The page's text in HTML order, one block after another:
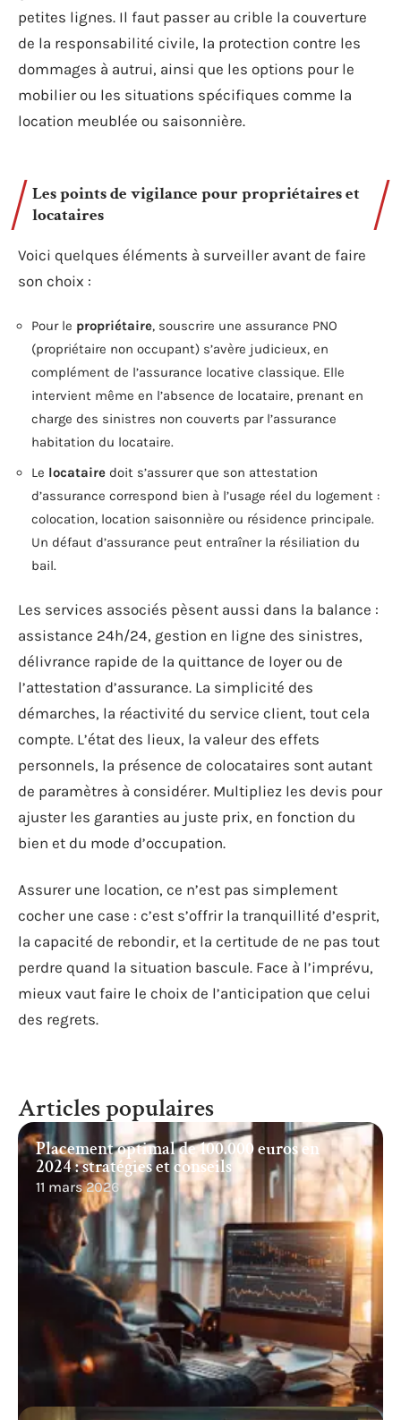
petites lignes. Il faut passer au crible la couverture
de la responsabilité civile, la protection contre les
dommages à autrui, ainsi que les options pour le
mobilier ou les situations spécifiques comme la
location meublée ou saisonnière.
Les points de vigilance pour propriétaires et
locataires
Voici quelques éléments à surveiller avant de faire
son choix :
Pour le propriétaire, souscrire une assurance PNO
(propriétaire non occupant) s’avère judicieux, en
complément de l’assurance locative classique. Elle
intervient même en l’absence de locataire, prenant en
charge des sinistres non couverts par l’assurance
habitation du locataire.
Le locataire doit s’assurer que son attestation
d’assurance correspond bien à l’usage réel du logement :
colocation, location saisonnière ou résidence principale.
Un défaut d’assurance peut entraîner la résiliation du
bail.
Les services associés pèsent aussi dans la balance :
assistance 24h/24, gestion en ligne des sinistres,
délivrance rapide de la quittance de loyer ou de
l’attestation d’assurance. La simplicité des
démarches, la réactivité du service client, tout cela
compte. L’état des lieux, la valeur des effets
personnels, la présence de colocataires sont autant
de paramètres à considérer. Multipliez les devis pour
ajuster les garanties au juste prix, en fonction du
bien et du mode d’occupation.
Assurer une location, ce n’est pas simplement
cocher une case : c’est s’offrir la tranquillité d’esprit,
la capacité de rebondir, et la certitude de ne pas tout
perdre quand la situation bascule. Face à l’imprévu,
mieux vaut faire le choix de l’anticipation que celui
des regrets.
Articles populaires
Placement optimal de 100.000 euros en
2024 : stratégies et conseils
11 mars 2026